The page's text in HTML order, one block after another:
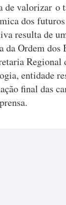
de valorizar o
dos
resulta de
da Ordem dos
Regional
entidade
final das